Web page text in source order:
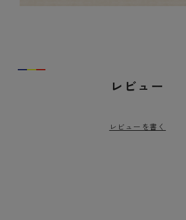
レビュー
レビューを書く